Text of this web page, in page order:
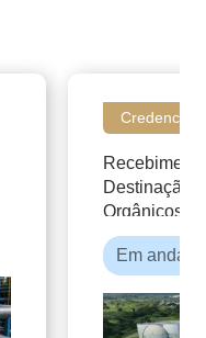
Destinação
Orgânicos
Em